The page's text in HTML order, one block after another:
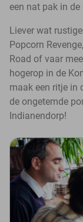
een nat pak in de
Liever wat
Popcorn
Road of vaar
hogerop in de
maak een ritje in
de ongetemde
Indianendorp!